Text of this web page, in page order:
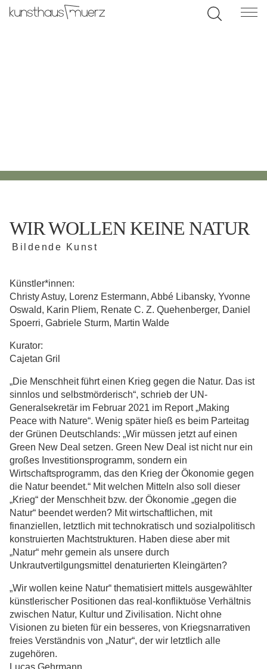
WIR WOLLEN KEINE NATUR
Bildende Kunst
Künstler*innen:
Christy Astuy, Lorenz Estermann, Abbé Libansky, Yvonne
Oswald, Karin Pliem, Renate C. Z. Quehenberger, Daniel
Spoerri, Gabriele Sturm, Martin Walde
Kurator:
Cajetan Gril
„Die Menschheit führt einen Krieg gegen die Natur. Das ist
sinnlos und selbstmörderisch“, schrieb der UN-
Generalsekretär im Februar 2021 im Report „Making
Peace with Nature“. Wenig später hieß es beim Parteitag
der Grünen Deutschlands: „Wir müssen jetzt auf einen
Green New Deal setzen. Green New Deal ist nicht nur ein
großes Investitionsprogramm, sondern ein
Wirtschaftsprogramm, das den Krieg der Ökonomie gegen
die Natur beendet.“ Mit welchen Mitteln also soll dieser
„Krieg“ der Menschheit bzw. der Ökonomie „gegen die
Natur“ beendet werden? Mit wirtschaftlichen, mit
finanziellen, letztlich mit technokratisch und sozialpolitisch
konstruierten Machtstrukturen. Haben diese aber mit
„Natur“ mehr gemein als unsere durch
Unkrautvertilgungsmittel denaturierten Kleingärten?
„Wir wollen keine Natur“ thematisiert mittels ausgewählter
künstlerischer Positionen das real-konfliktuöse Verhältnis
zwischen Natur, Kultur und Zivilisation. Nicht ohne
Visionen zu bieten für ein besseres, von Kriegsnarrativen
freies Verständnis von „Natur“, der wir letztlich alle
zugehören.
Lucas Gehrmann